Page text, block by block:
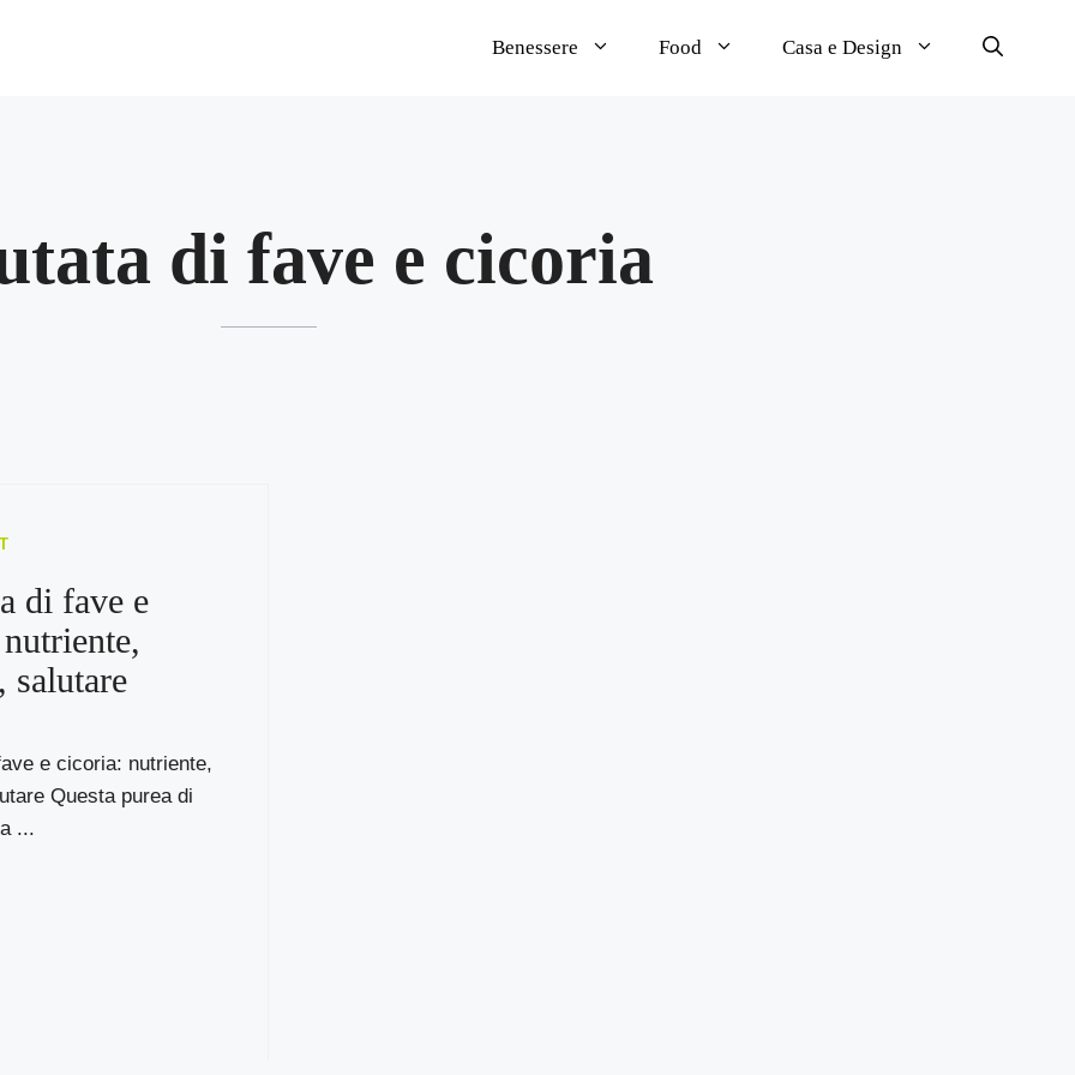
Benessere Food Casa e Design
di fave e cicoria
di fave e
salutare
e cicoria: nutriente,
Questa purea di
...